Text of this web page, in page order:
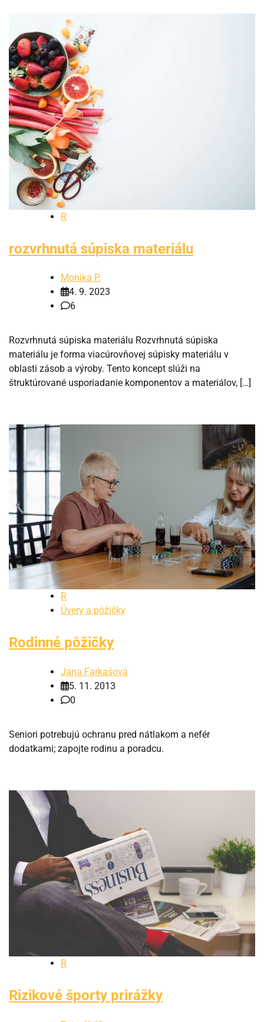
R
rozvrhnutá súpiska materiálu
Monika P.
4. 9. 2023
6
Rozvrhnutá súpiska materiálu Rozvrhnutá súpiska
materiálu je forma viacúrovňovej súpisky materiálu v
oblasti zásob a výroby. Tento koncept slúži na
štruktúrované usporiadanie komponentov a materiálov, […]
R
Úvery a pôžičky
Rodinné pôžičky
Jana Farkašová
5. 11. 2013
0
Seniori potrebujú ochranu pred nátlakom a nefér
dodatkami; zapojte rodinu a poradcu.
R
Rizikové športy prirážky